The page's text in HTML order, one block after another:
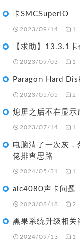
卡SMCSuperIO
2023/09/14 1
【求助】13.3.1卡
2023/09/03 1
Paragon Hard
2023/05/05 2
熄屏之后不在显示
2023/07/14 1
电脑清了一次灰
佬排查思路
2024/05/31 1
alc4080声卡问题
2023/08/18 2
黑果系统升级相关
2024/09/13 1